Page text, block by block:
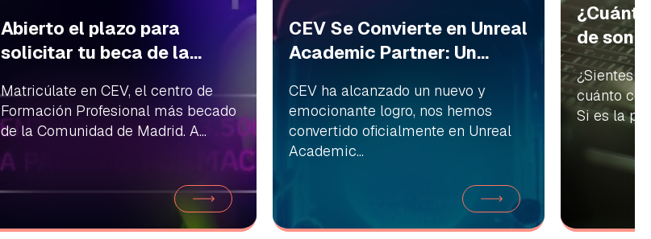
Abierto el plazo para
solicitar tu beca de la...
Matricúlate en CEV, el centro de
Formación Profesional más becado
de la Comunidad de Madrid. A...
CEV Se Convierte en Unreal
Academic Partner: Un...
CEV ha alcanzado un nuevo y
emocionante logro, nos hemos
convertido oficialmente en Unreal
Academic...
de
¿Sientes
cuánto
Si es la